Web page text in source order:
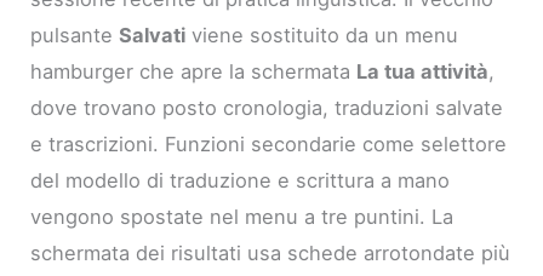
pulsanteSalvati viene sostituito da un menu
hamburger che apre la schermata La tua attività,
dove trovano posto cronologia, traduzioni salvate
e trascrizioni. Funzioni secondarie come selettore
del modello di traduzione e scrittura a mano
vengono spostate nel menu a tre puntini. La
schermata dei risultati usa schede arrotondate più